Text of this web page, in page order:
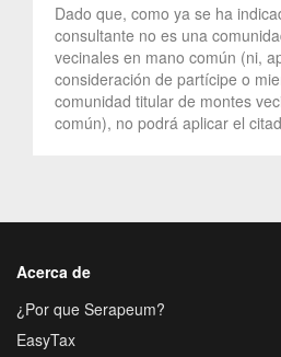
Dado que, como ya se ha
consultante no es una
vecinales en mano común (ni,
consideración de partícipe o
comunidad titular de montes
común), no podrá aplicar el
Acerca de
¿Por que Serapeum?
EasyTax